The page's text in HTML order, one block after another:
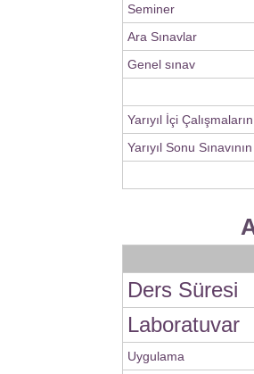
Seminer
Ara Sınavlar
Genel sınav
Yarıyıl İçi
Yarıyıl Sonu
Ders Süresi
Laboratuvar
Uygulama